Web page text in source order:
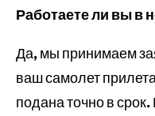
Работаете ли вы в
Да, мы принимаем
ваш самолет
подана точно в срок.